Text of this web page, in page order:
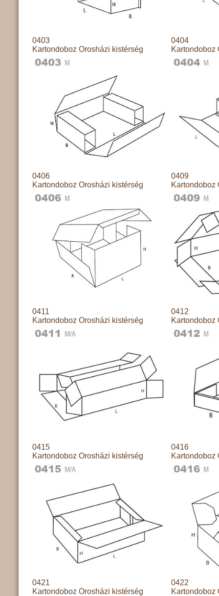
0403
Kartondoboz Orosházi kistérség
0404
Kartondoboz
0406
Kartondoboz Orosházi kistérség
0409
Kartondoboz
0411
Kartondoboz Orosházi kistérség
0412
Kartondoboz
0415
Kartondoboz Orosházi kistérség
0416
Kartondoboz
0421
Kartondoboz Orosházi kistérség
0422
Kartondoboz